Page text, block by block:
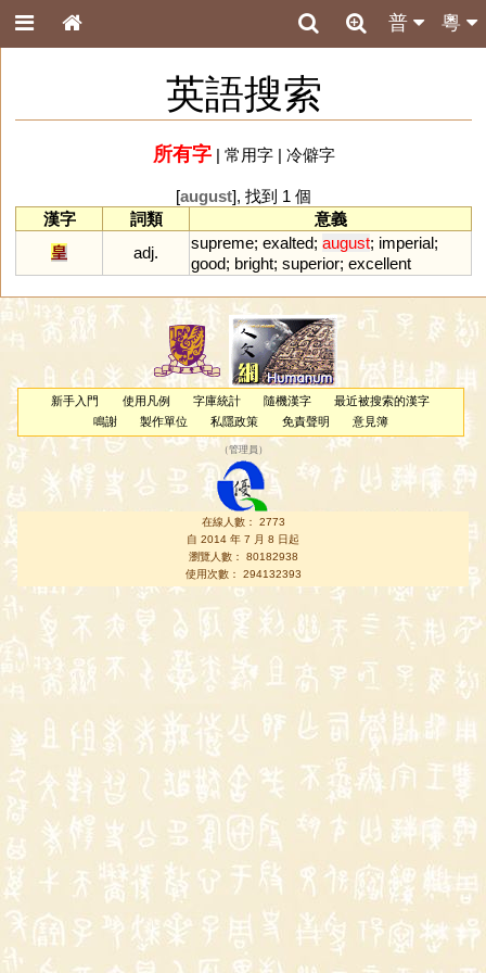
粵
普
英語搜索
所有字| 常用字| 冷僻字
[august], 找到 1 個
漢字
詞類
意義
皇
adj.
supreme; exalted; august; imperial;
good; bright; superior; excellent
新手入門 使用凡例 字庫統計 隨機漢字
最近被搜索的漢字
鳴謝
製作單位 私隱政策 免責聲明 意見簿
（管理員 ）
在線人數： 2773
自 2014 年 7 月 8 日起
瀏覽人數： 80182938
使用次數： 294132393